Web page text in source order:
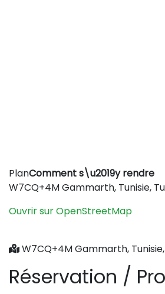
+
PlanComment s\u2019y rendre
W7CQ+4M Gammarth, Tunisie,
Ouvrir sur OpenStreetMap
W7CQ+4M Gammarth, Tunisie,
Réservation /